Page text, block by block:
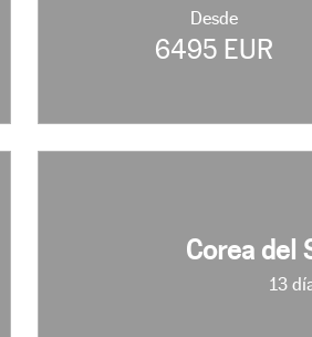
Desde
6495 EUR
Corea del
13